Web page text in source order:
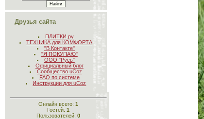
Друзья сайта
ПЛИТКИ.ру
ТЕХНИКА для КОМФОРТА
"В Контакте"
"Я ПОКУПАЮ"
ООО "Русь"
Официальный блог
Сообщество uCoz
FAQ по системе
Инструкции для uCoz
Онлайн всего: 1
Гостей: 1
Пользователей: 0